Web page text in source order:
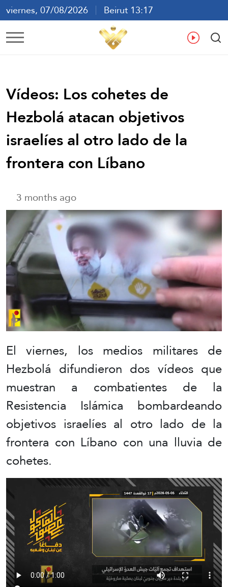
viernes, 07/08/2026
Beirut 13:17
ع En
Vídeos: Los cohetes de
Hezbolá atacan objetivos
israelíes al otro lado de la
frontera con Líbano
3 months ago
El viernes, los medios militares de
Hezbolá difundieron dos vídeos que
muestran a combatientes de la
Resistencia Islámica bombardeando
objetivos israelíes al otro lado de la
frontera con Líbano con una lluvia de
cohetes.